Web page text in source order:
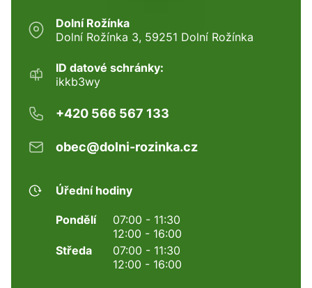
Dolní Rožínka
Dolní Rožínka 3, 59251 Dolní Rožínka
ID datové schránky:
ikkb3wy
+420 566 567 133
obec@dolni-rozinka.cz
Úřední hodiny
Pondělí
07:00 - 11:30
12:00 - 16:00
Středa
07:00 - 11:30
12:00 - 16:00